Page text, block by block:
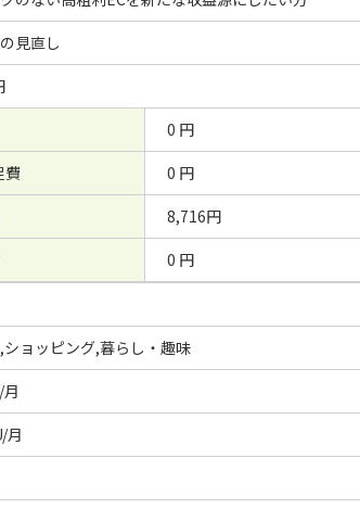
見直し
0 円
費
0 円
8,716円
0 円
ショッピング,暮らし・趣味
月